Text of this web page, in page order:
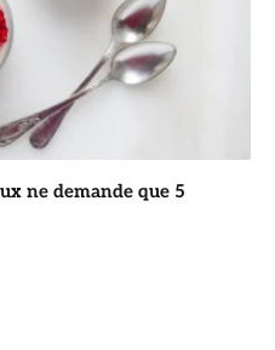
ne demande que 5